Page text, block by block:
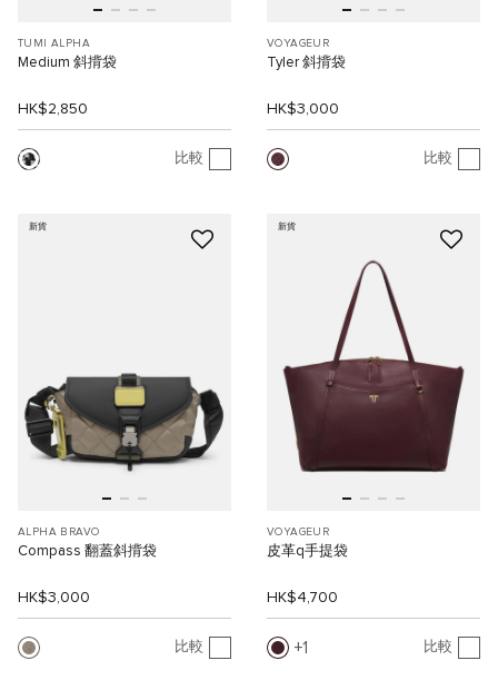
TUMI ALPHA
Medium 斜揹袋
HK$2,850
比較
VOYAGEUR
Tyler 斜揹袋
HK$3,000
比較
新貨
ALPHA BRAVO
Compass 翻蓋斜揹袋
HK$3,000
比較
新貨
VOYAGEUR
皮革q手提袋
HK$4,700
1 比較